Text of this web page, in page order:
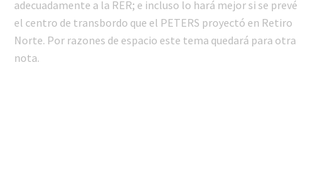
adecuadamente a la RER; e incluso lo hará mejor si se prevé
el centro de transbordo que el PETERS proyectó en Retiro
Norte. Por razones de espacio este tema quedará para otra
nota.